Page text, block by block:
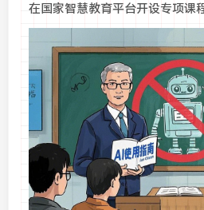
在国家智慧教育平台开设专项课程